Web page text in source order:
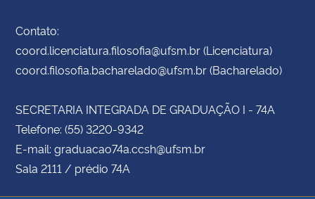
Contato:
coord.licenciatura.filosofia@ufsm.br (Licenciatura)
coord.filosofia.bacharelado@ufsm.br (Bacharelado)
SECRETARIA INTEGRADA DE GRADUAÇÃO I - 74A
Telefone: (55) 3220-9342
E-mail: graduacao74a.ccsh@ufsm.br
Sala 2111 / prédio 74A